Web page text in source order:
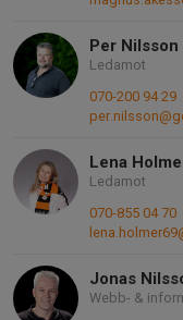
Per Nilsson
Ledamot
070-200 94 29
Lena
Ledamot
070-855 04 70
Jonas
Webb- &